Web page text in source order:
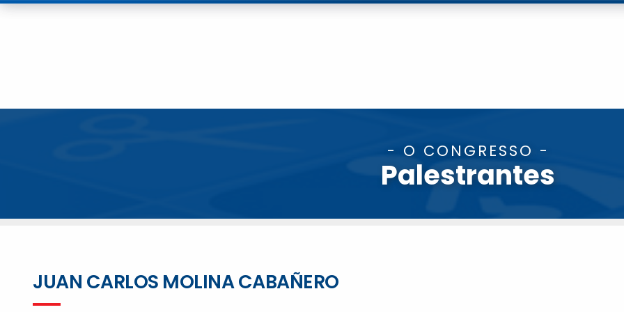
- O CONGRESSO -
Palestrantes
JUAN CARLOS MOLINA CABAÑERO